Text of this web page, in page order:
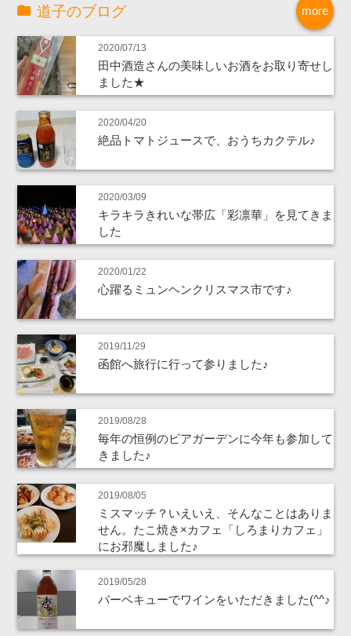
more
道子のブログ
2020/07/13
田中酒造さんの美味しいお酒をお取り寄せし
ました★
2020/04/20
絶品トマトジュースで、おうちカクテル♪
2020/03/09
キラキラきれいな帯広「彩凛華」を見てきま
した
2020/01/22
心躍るミュンヘンクリスマス市です♪
2019/11/29
函館へ旅行に行って参りました♪
2019/08/28
毎年の恒例のビアガーデンに今年も参加して
きました♪
2019/08/05
ミスマッチ？いえいえ、そんなことはありま
せん。たこ焼き×カフェ「しろまりカフェ」
にお邪魔しました♪
2019/05/28
バーベキューでワインをいただきました(^^♪